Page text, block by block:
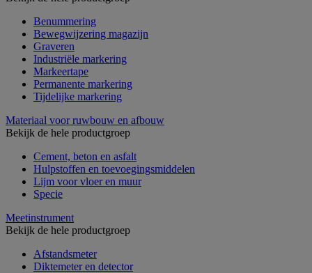
Benummering
Bewegwijzering magazijn
Graveren
Industriële markering
Markeertape
Permanente markering
Tijdelijke markering
Materiaal voor ruwbouw en afbouw
Bekijk de hele productgroep
Cement, beton en asfalt
Hulpstoffen en toevoegingsmiddelen
Lijm voor vloer en muur
Specie
Meetinstrument
Bekijk de hele productgroep
Afstandsmeter
Diktemeter en detector